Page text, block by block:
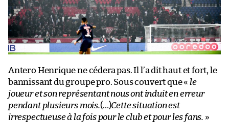
Antero Henrique ne cédera pas. Il l’a dit haut et fort, le
bannissant du groupe pro. Sous couvert que « le
joueur et son représentant nous ont induit en erreur
pendant plusieurs mois.(…)Cette situation est
irrespectueuse à la fois pour le club et pour les fans. »